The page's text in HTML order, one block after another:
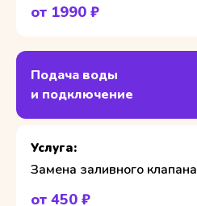
от 1990 ₽
Подача воды
и подключение
Замена заливного клапана
от 450 ₽